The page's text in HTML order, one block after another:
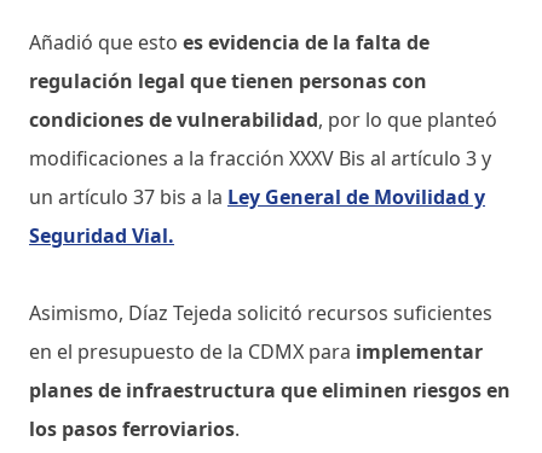
Añadió que esto es evidencia de la falta de
regulación legal que tienen personas con
condiciones de vulnerabilidad, por lo que planteó
modificaciones a la fracción XXXV Bis al artículo 3 y
un artículo 37 bis a la Ley General de Movilidad y
Seguridad Vial.
Asimismo, Díaz Tejeda solicitó recursos suficientes
en el presupuesto de la CDMX para implementar
planes de infraestructura que eliminen riesgos en
los pasos ferroviarios.